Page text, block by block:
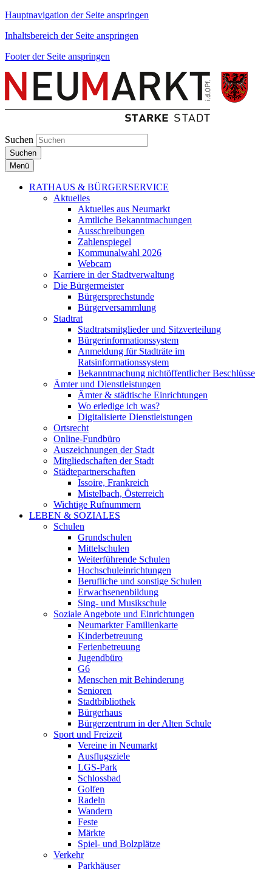
Hauptnavigation der Seite anspringen
Inhaltsbereich der Seite anspringen
Footer der Seite anspringen
Suchen
Suchen
Menü
RATHAUS & BÜRGERSERVICE
Aktuelles
Aktuelles aus Neumarkt
Amtliche Bekanntmachungen
Ausschreibungen
Zahlenspiegel
Kommunalwahl 2026
Webcam
Karriere in der Stadtverwaltung
Die Bürgermeister
Bürgersprechstunde
Bürgerversammlung
Stadtrat
Stadtratsmitglieder und Sitzverteilung
Bürgerinformationssystem
Anmeldung für Stadträte im
Ratsinformationssystem
Bekanntmachung nichtöffentlicher Beschlüsse
Ämter und Dienstleistungen
Ämter & städtische Einrichtungen
Wo erledige ich was?
Digitalisierte Dienstleistungen
Ortsrecht
Online-Fundbüro
Auszeichnungen der Stadt
Mitgliedschaften der Stadt
Städtepartnerschaften
Issoire, Frankreich
Mistelbach, Österreich
Wichtige Rufnummern
LEBEN & SOZIALES
Schulen
Grundschulen
Mittelschulen
Weiterführende Schulen
Hochschuleinrichtungen
Berufliche und sonstige Schulen
Erwachsenenbildung
Sing- und Musikschule
Soziale Angebote und Einrichtungen
Neumarkter Familienkarte
Kinderbetreuung
Ferienbetreuung
Jugendbüro
G6
Menschen mit Behinderung
Senioren
Stadtbibliothek
Bürgerhaus
Bürgerzentrum in der Alten Schule
Sport und Freizeit
Vereine in Neumarkt
Ausflugsziele
LGS-Park
Schlossbad
Golfen
Radeln
Wandern
Feste
Märkte
Spiel- und Bolzplätze
Verkehr
Parkhäuser